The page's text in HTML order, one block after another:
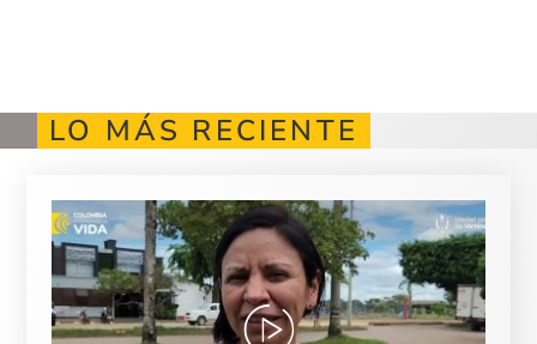
LO MÁS RECIENTE